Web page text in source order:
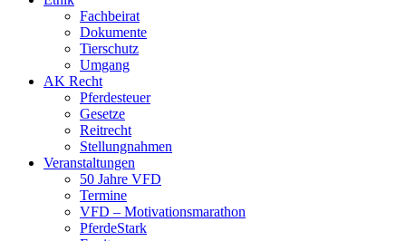
Fachbeirat
Dokumente
Tierschutz
Umgang
AK Recht
Pferdesteuer
Gesetze
Reitrecht
Stellungnahmen
Veranstaltungen
50 Jahre VFD
Termine
VFD – Motivationsmarathon
PferdeStark